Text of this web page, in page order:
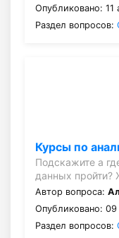
Опубликовано: 11
Раздел вопросов:
Курсы по
Подскажите а
данных пройти?
Автор вопроса:
Опубликовано:
Раздел вопросов: